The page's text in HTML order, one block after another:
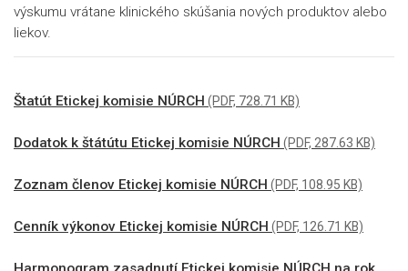
výskumu vrátane klinického skúšania nových produktov alebo
liekov.
Štatút Etickej komisie NÚRCH (PDF, 728.71 KB)
Dodatok k štátútu Etickej komisie NÚRCH (PDF, 287.63 KB)
Zoznam členov Etickej komisie NÚRCH (PDF, 108.95 KB)
Cenník výkonov Etickej komisie NÚRCH (PDF, 126.71 KB)